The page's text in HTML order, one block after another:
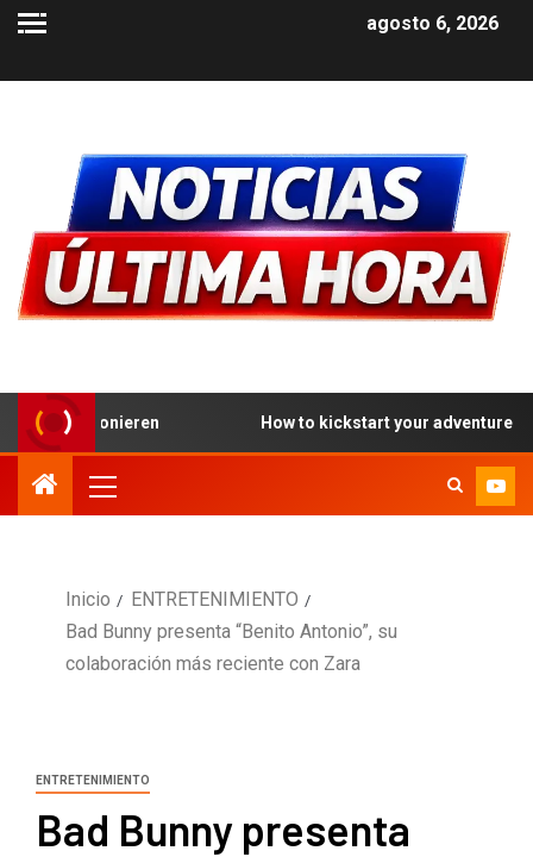
agosto 6, 2026
How to kickstart your adventure at the best PayID
Inicio
ENTRETENIMIENTO
Bad Bunny presenta “Benito Antonio”, su
colaboración más reciente con Zara
ENTRETENIMIENTO
Bad Bunny presenta